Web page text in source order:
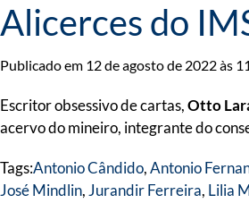
Alicerces do
Publicado em 12 de agosto de 2022 às
Escritor obsessivo de cartas,Otto
acervo do mineiro, integrante do
Tags:Antonio Cândido,Antonio
José Mindlin, Jurandir Ferreira, Lilia